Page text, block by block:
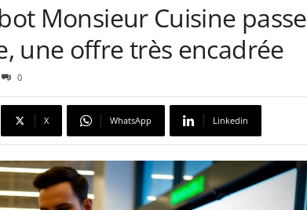
Monsieur Cuisine passe
une offre très encadrée
0
X WhatsApp Linkedin